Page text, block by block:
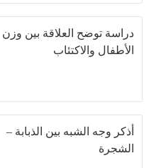
دراسة توضح العلاقة بين وزن
الأطفال والاكتئاب
أذكر وجه الشبه بين الذبابة –
الشجرة